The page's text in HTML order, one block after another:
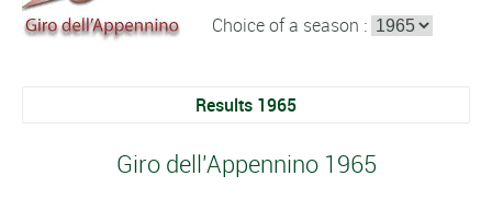
Choice of a season :
Results 1965
Giro dell'Appennino 1965